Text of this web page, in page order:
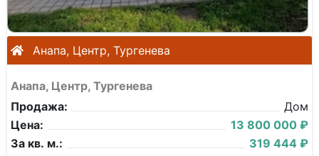
Анапа, Центр, Тургенева
Анапа, Центр, Тургенева
Продажа:
Дом
Цена:
13 800 000 ₽
За кв. м.:
319 444 ₽